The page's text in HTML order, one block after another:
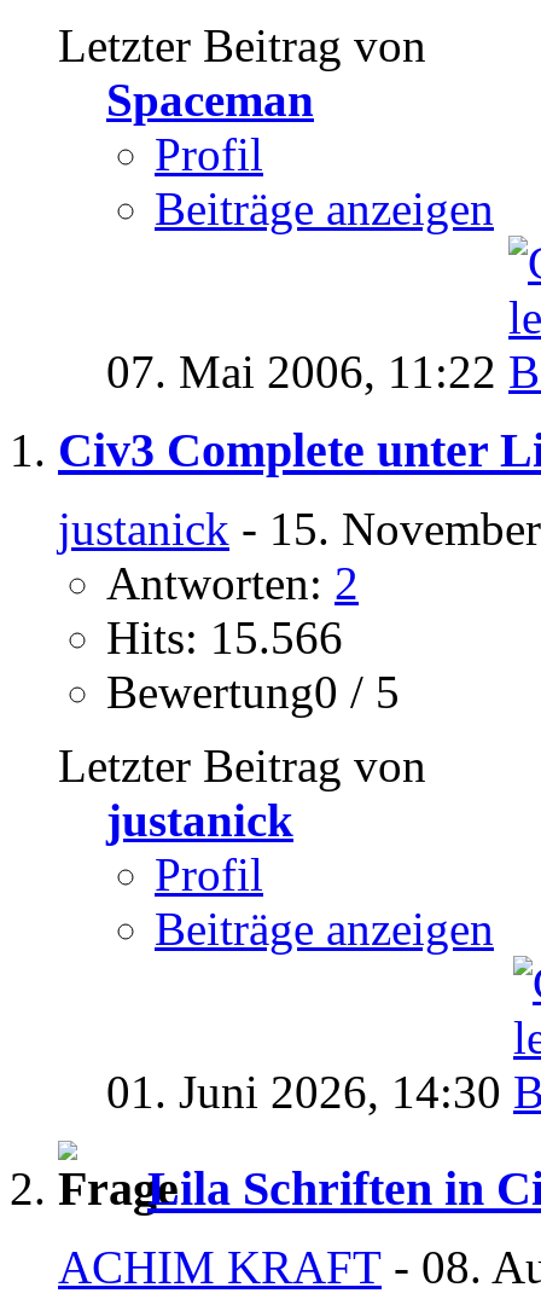
Letzter Beitrag von
Spaceman
Profil
Beiträge anzeigen
07. Mai 2006, 11:22
Civ3 Complete unter
justanick - 15.
Antworten: 2
Hits: 15.566
Bewertung0 / 5
Letzter Beitrag von
justanick
Profil
Beiträge anzeigen
01. Juni 2026, 14:30
Lila Schriften in
ACHIM KRAFT - 08.